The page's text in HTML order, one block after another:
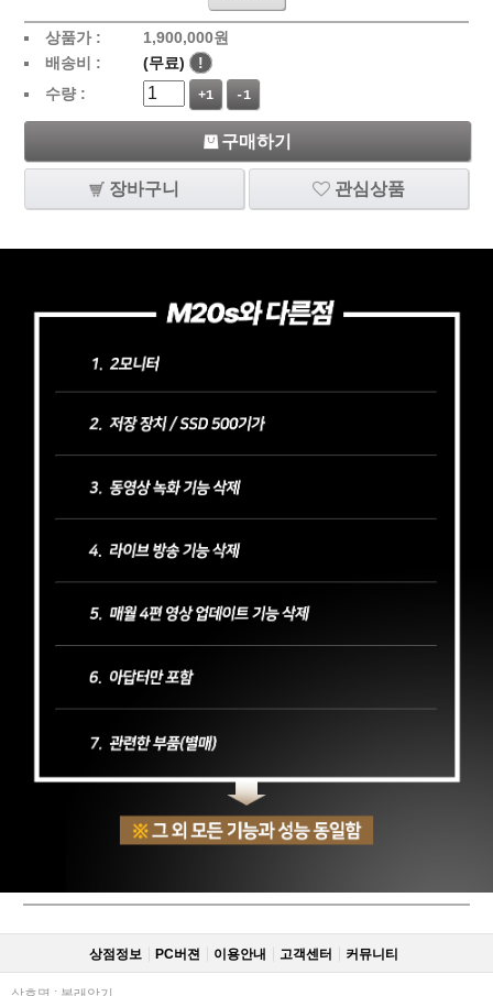
상품가 : 1,900,000원
배송비 :
(무료)
!
수량 :
+1 -1
구매하기
장바구니 관심상품
상점정보 PC버젼 이용안내 고객센터 커뮤니티